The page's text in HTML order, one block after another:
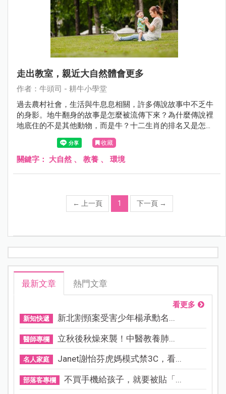
走出教室，親近大自然體會更多
作者：牛頭司 - 耕牛小學堂
過去農村社會，生活與牛息息相關，許多傳說故事中不乏牛
的身影。地牛翻身的故事是怎麼被流傳下來？為什麼傳說裡
地底住的不是其他動物，而是牛？十二生肖的排名又是怎麼
來的？牛郎與織女的故事與牛有關係嗎？
收藏
關鍵字： 大自然 、 教養 、 環境
← 上一頁 1 下一頁 →
最新文章 熱門文章
看更多
新知快遞 新北割頸案受害少年楊承勳名...
醫師專欄 立秋後秋燥來襲！中醫教養肺...
名人家庭 Janet謝怡芬虎媽模式禁3C，看...
部落客專欄 不買手機給孩子，就要被貼「...